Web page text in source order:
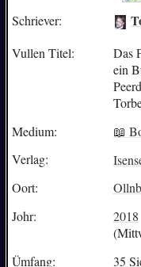
Schriever:
Vullen Titel:
Das
ein
Medium:
📖
Verlag:
Oort:
Johr:
2018
Ümfang:
35